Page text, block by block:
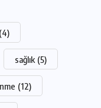
(4)
sağlık (5)
(12)